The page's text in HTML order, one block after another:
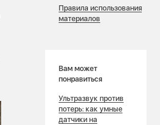
Правила использования
материалов
Вам может
понравиться
Ультразвук против
потерь: как умные
датчики на